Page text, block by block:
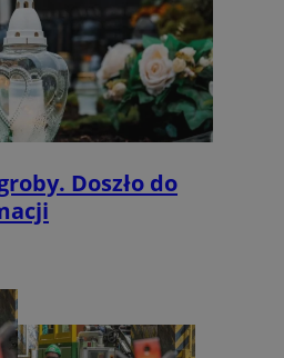
Doszło do